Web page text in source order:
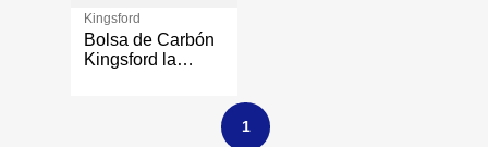
Kingsford
Bolsa de Carbón
Kingsford la
1